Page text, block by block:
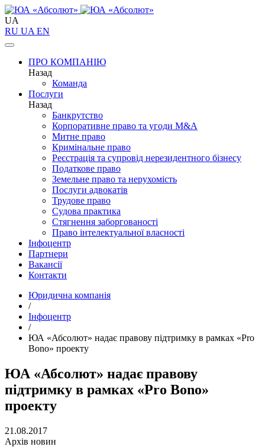
UA
RU UA EN
ПРО КОМПАНІЮ
Назад
Команда
Послуги
Назад
Банкрутство
Корпоративне право та угоди M&A
Митне право
Кримінальне право
Реєстрація та супровід нерезидентного бізнесу
Податкове право
Земельне право та нерухомість
Послуги адвокатів
Трудове право
Судова практика
Стягнення заборгованості
Право інтелектуальної власності
Інфоцентр
Партнери
Вакансії
Контакти
Юридична компанія
/
Інфоцентр
/
ЮА «Абсолют» надає правову підтримку в рамках «Pro
Bono» проекту
ЮА «Абсолют» надає правову
підтримку в рамках «Pro Bono»
проекту
21.08.2017
Архів новин